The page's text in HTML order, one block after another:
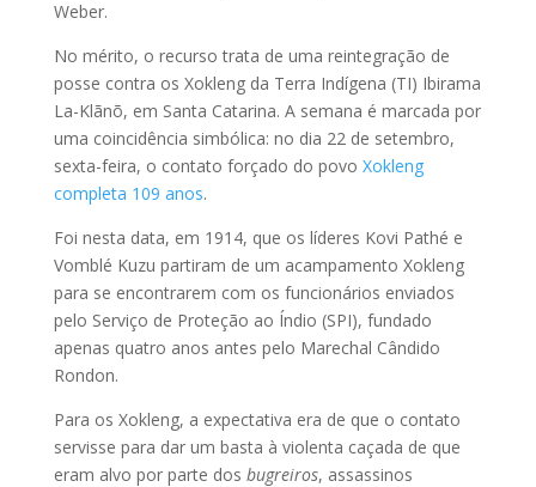
Weber.
No mérito, o recurso trata de uma reintegração de
posse contra os Xokleng da Terra Indígena (TI) Ibirama
La-Klãnõ, em Santa Catarina. A semana é marcada por
uma coincidência simbólica: no dia 22 de setembro,
sexta-feira, o contato forçado do povo Xokleng
completa 109 anos.
Foi nesta data, em 1914, que os líderes Kovi Pathé e
Vomblé Kuzu partiram de um acampamento Xokleng
para se encontrarem com os funcionários enviados
pelo Serviço de Proteção ao Índio (SPI), fundado
apenas quatro anos antes pelo Marechal Cândido
Rondon.
Para os Xokleng, a expectativa era de que o contato
servisse para dar um basta à violenta caçada de que
eram alvo por parte dos bugreiros, assassinos